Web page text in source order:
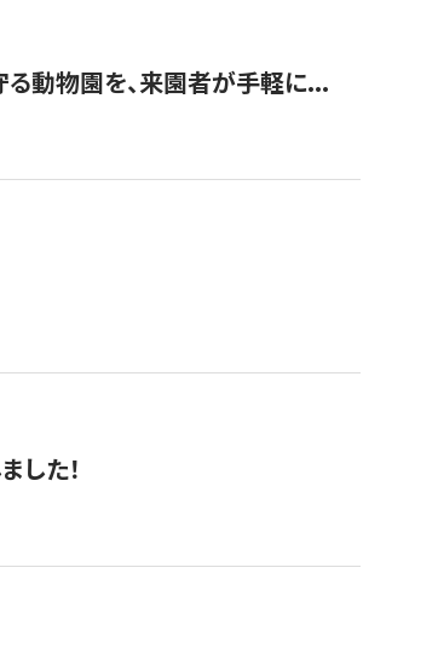
動物園を、来園者が手軽に...
した！